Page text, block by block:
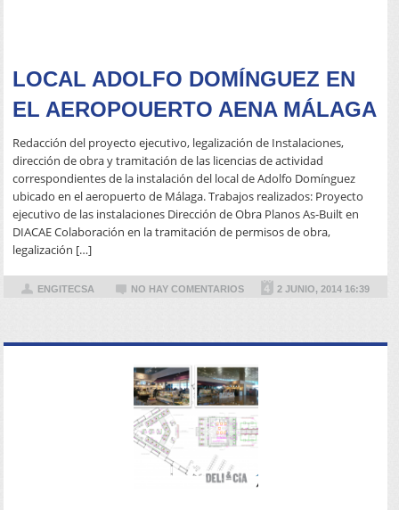
LOCAL ADOLFO DOMÍNGUEZ EN
EL AEROPOUERTO AENA MÁLAGA
Redacción del proyecto ejecutivo, legalización de Instalaciones,
dirección de obra y tramitación de las licencias de actividad
correspondientes de la instalación del local de Adolfo Domínguez
ubicado en el aeropuerto de Málaga. Trabajos realizados: Proyecto
ejecutivo de las instalaciones Dirección de Obra Planos As-Built en
DIACAE Colaboración en la tramitación de permisos de obra,
legalización […]
ENGITECSA NO HAY COMENTARIOS 2 JUNIO, 2014 16:39